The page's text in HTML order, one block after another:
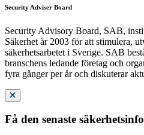
Security Adviser Board
Security Advisory Board, SAB,
Säkerhet år 2003 för att stimulera,
säkerhetsarbetet i Sverige. SAB
branschens ledande företag och
fyra gånger per år och diskuterar
Få den senaste